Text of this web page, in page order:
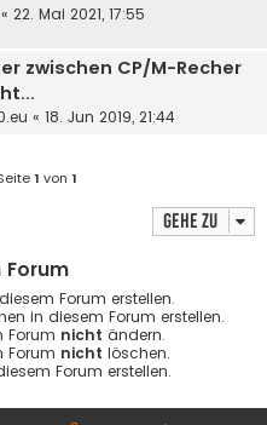
« 22. Mai 2021, 17:55
zwischen CP/M-Recher
« 18. Jun 2019, 21:44
1 von 1
Gehe zu
Forum erstellen.
in diesem Forum erstellen.
Forum nicht ändern.
Forum nicht löschen.
Forum erstellen.